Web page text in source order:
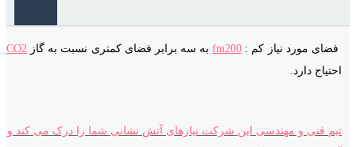
فضای مورد نیاز کم : fm200 به سه برابر فضای کمتری نسبت به گاز CO2
احتیاج دارد.
تیم فنی و مهندسی این شرکت نیازهای آتش نشانی شما را درک می کند و